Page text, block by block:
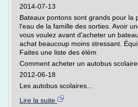
2014-07-13
Bateaux pontons sont grands pour la
l'eau de la famille des sorties. Avoir
vous voulez avant d'acheter un
achat beaucoup moins stressant.
Faites une liste des élém
Comment acheter un autobus
2012-06-18
Les autobus scolaires...
Lire la suite